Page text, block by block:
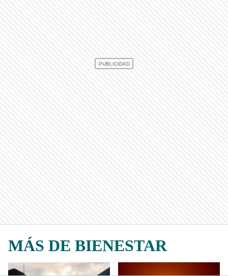
MÁS DE BIENESTAR